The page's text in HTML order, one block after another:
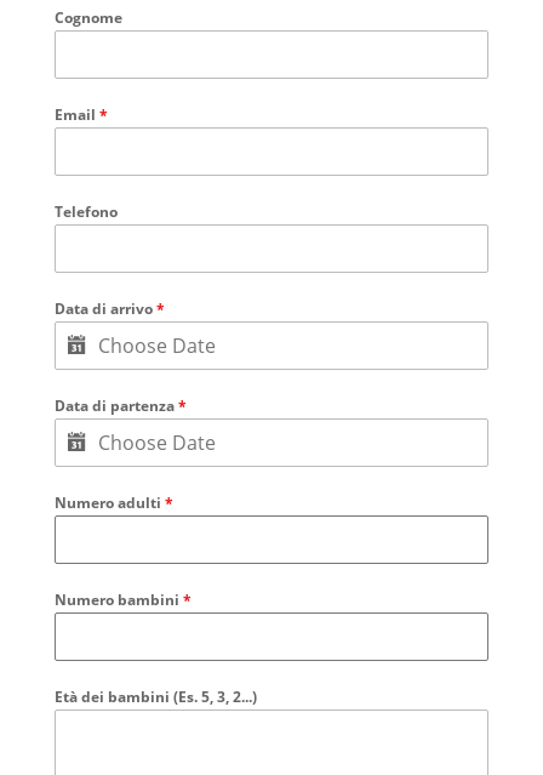
Cognome
Email *
Telefono
Data di arrivo*
Data di partenza*
Numero adulti *
Numero bambini *
Età dei bambini (Es. 5, 3, 2...)